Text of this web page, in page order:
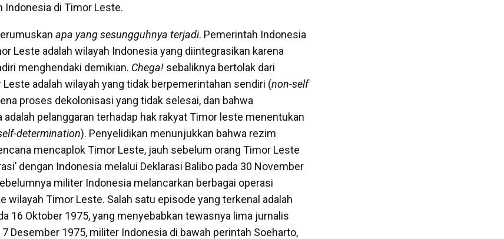
Indonesia di Timor Leste.
apa yang sesungguhnya terjadi. Pemerintah Indonesia
Leste adalah wilayah Indonesia yang diintegrasikan karena
menghendaki demikian. Chega! sebaliknya bertolak dari
adalah wilayah yang tidak berpemerintahan sendiri (non-self
proses dekolonisasi yang tidak selesai, dan bahwa
pelanggaran terhadap hak rakyat Timor leste menentukan
determination). Penyelidikan menunjukkan bahwa rezim
mencaplok Timor Leste, jauh sebelum orang Timor Leste
dengan Indonesia melalui Deklarasi Balibo pada 30 November
militer Indonesia melancarkan berbagai operasi
wilayah Timor Leste. Salah satu episode yang terkenal adalah
16 Oktober 1975, yang menyebabkan tewasnya lima jurnalis
7 Desember 1975, militer Indonesia di bawah perintah Soeharto,